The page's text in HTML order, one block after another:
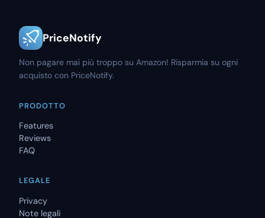
PriceNotify
Non pagare mai più troppo su Amazon! Risparmia su ogni
acquisto con PriceNotify.
PRODOTTO
Features
Reviews
FAQ
LEGALE
Privacy
Note legali